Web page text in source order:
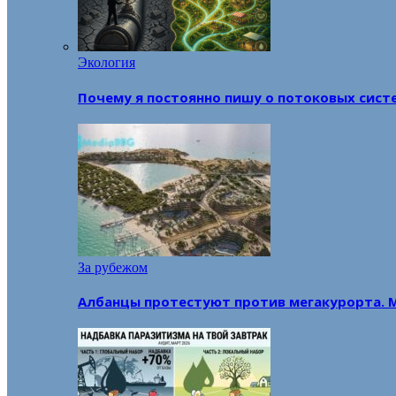
Экология
Почему я постоянно пишу о потоковых
За рубежом
Албанцы протестуют против мегакурорта.